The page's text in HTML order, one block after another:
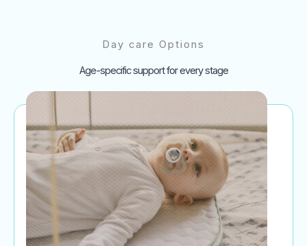
Day care Options
Age-specific support for every stage